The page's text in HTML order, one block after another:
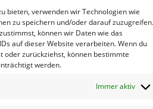
bieten, verwenden wir Technologien wie
zu speichern und/oder darauf zuzugreifen.
können wir Daten wie das
auf dieser Website verarbeiten. Wenn du
oder zurückziehst, können bestimmte
werden.
Immer aktiv